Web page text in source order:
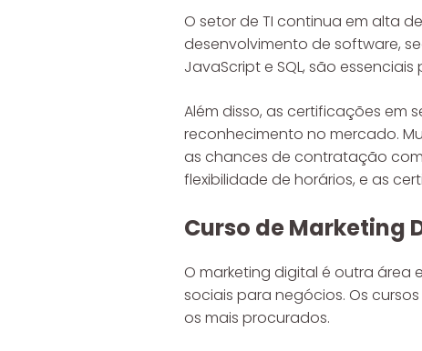
O setor de TI continua em alta
desenvolvimento de software,
JavaScript e SQL, são
Além disso, as certificações em
reconhecimento no mercado.
as chances de contratação com
flexibilidade de horários, e as
Curso de Marketing
O marketing digital é outra área
sociais para negócios. Os
os mais procurados.